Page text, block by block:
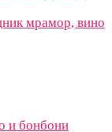
мрамор, вино